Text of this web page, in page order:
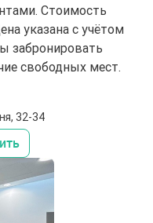
Стоимость
указана с учётом
забронировать
свободных мест.
32-34